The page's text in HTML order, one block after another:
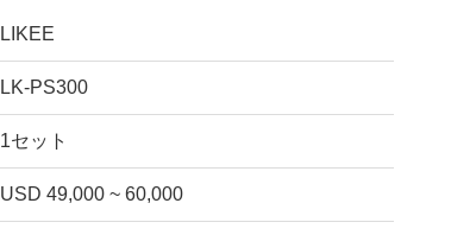
LIKEE
LK-PS300
1セット
USD 49,000 ~ 60,000